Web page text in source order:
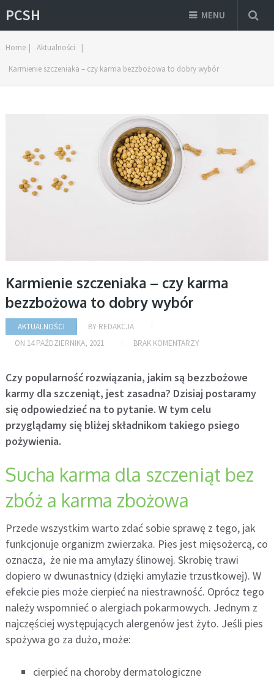
PCSH MENU
Home | Aktualności |
Karmienie szczeniaka – czy karma bezzbożowa to dobry wybór
Karmienie szczeniaka – czy karma
bezzbożowa to dobry wybór
AKTUALNOŚCI BY REDAKCJA
ON 14 PAŹDZIERNIKA, 2021 BRAK KOMENTARZY
Czy popularność rozwiązania, jakim są bezzbożowe
karmy dla szczeniąt, jest zasadna? Dzisiaj postaramy
się odpowiedzieć na to pytanie. W tym celu
przyglądamy się bliżej składnikom takiego psiego
pożywienia.
Sucha karma dla szczeniąt bez
zbóż a karma zbożowa
Przede wszystkim warto zdać sobie sprawę z tego, jak
funkcjonuje organizm zwierzaka. Pies jest mięsożercą, co
oznacza, że nie ma amylazy ślinowej. Skrobię trawi
dopiero w dwunastnicy (dzięki amylazie trzustkowej). W
efekcie pies może cierpieć na niestrawność. Oprócz tego
należy wspomnieć o alergiach pokarmowych. Jednym z
najczęściej występujących alergenów jest żyto. Jeśli pies
spożywa go za dużo, może:
cierpieć na choroby dermatologiczne